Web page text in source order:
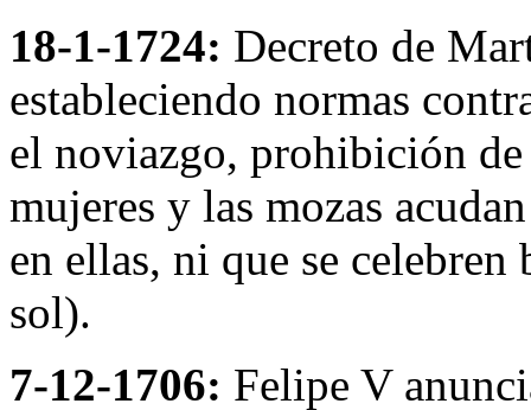
18-1-1724: Decreto de
estableciendo normas
el noviazgo, prohibición
mujeres y las mozas
en ellas, ni que se celebren
sol).
7-12-1706: Felipe V